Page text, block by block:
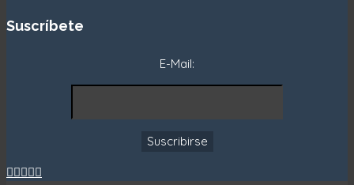
Suscríbete
E-Mail:
